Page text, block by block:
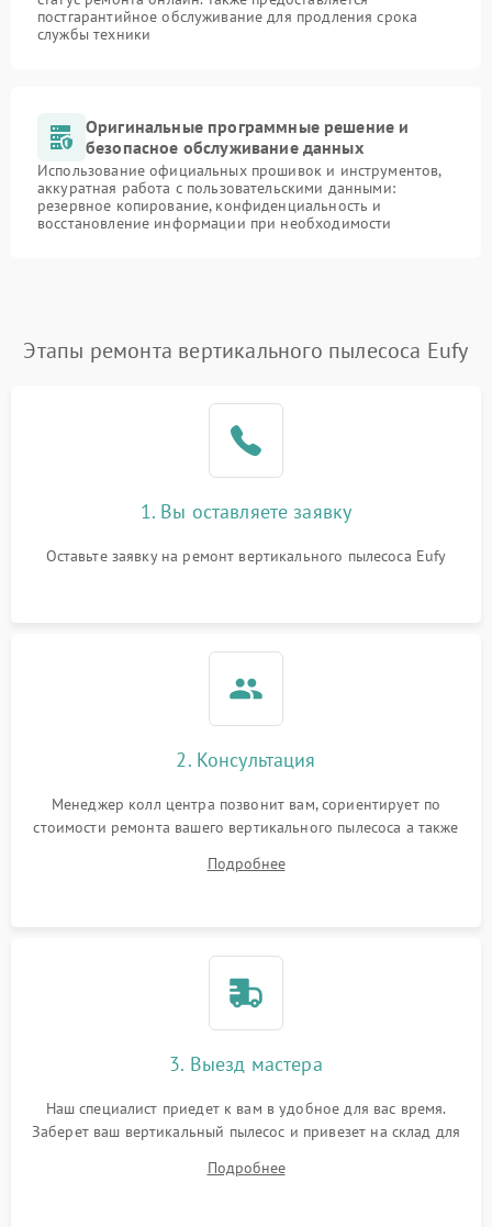
постгарантийное обслуживание для продления срока
службы техники
Оригинальные программные решение и
безопасное обслуживание данных
Использование официальных прошивок и инструментов,
аккуратная работа с пользовательскими данными:
резервное копирование, конфиденциальность и
восстановление информации при необходимости
Этапы ремонта вертикального пылесоса Eufy
1. Вы оставляете заявку
Оставьте заявку на ремонт вертикального пылесоса Eufy
2. Консультация
Менеджер колл центра позвонит вам, сориентирует по
стоимости ремонта вашего вертикального пылесоса а также
Подробнее
3. Выезд мастера
Наш специалист приедет к вам в удобное для вас время.
Заберет ваш вертикальный пылесос и привезет на склад для
Подробнее